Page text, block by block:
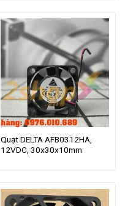
Quạt DELTA AFB0312HA,
12VDC, 30x30x10mm